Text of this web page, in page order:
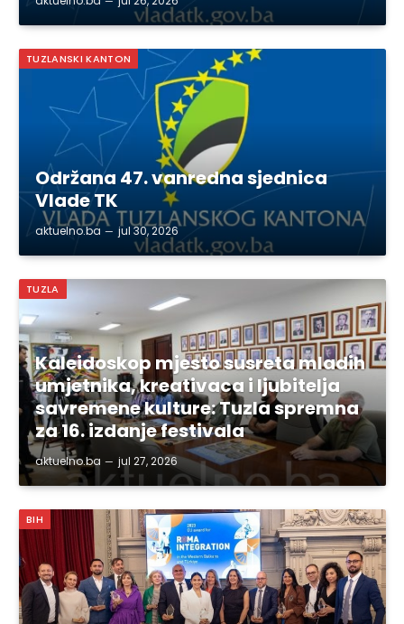
TUZLANSKI KANTON
Održana 47. vanredna sjednica
Vlade TK
aktuelno.ba jul 30, 2026
TUZLA
Kaleidoskop mjesto susreta mladih
umjetnika, kreativaca i ljubitelja
savremene kulture: Tuzla spremna
za 16. izdanje festivala
aktuelno.ba jul 27, 2026
BIH